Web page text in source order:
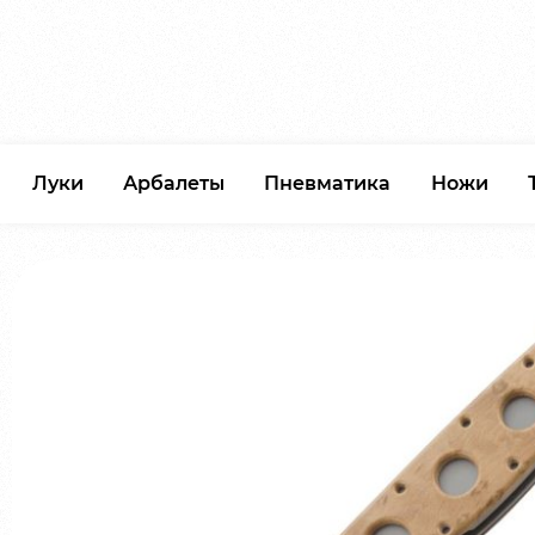
Луки Арбалеты Пневматика Ножи